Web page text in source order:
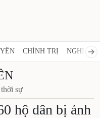
CHÍNH TRỊ NGHỊ
sự
hộ dân bị ảnh